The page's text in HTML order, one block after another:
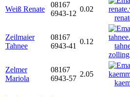
Weiß Renate
08167
6943-12
0.02
Zeilmaier
Tahnee
08167
6943-41
0.12
Zelmer
Mariola
08167
6943-57
2.05